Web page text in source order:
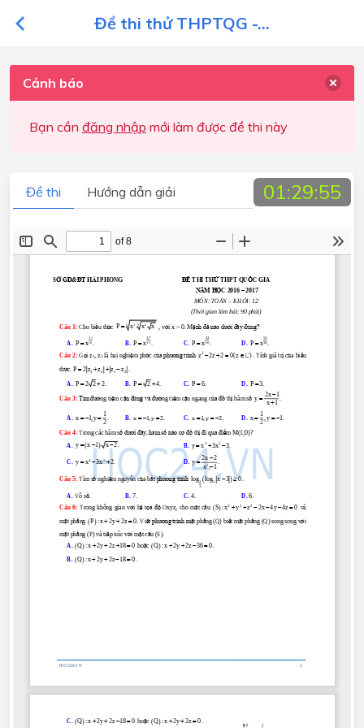
Đề thi thử THPTQG -...
Cảnh báo
Bạn cần đăng nhập mới làm được đề thi này
Đề thi Hướng dẫn giải 01:29:55